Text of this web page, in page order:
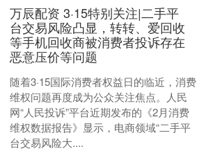
万辰配资 3·15特别关注|二手平
台交易风险凸显，转转、爱回收
等手机回收商被消费者投诉存在
恶意压价等问题
随着3·15国际消费者权益日的临近，消费
维权问题再度成为公众关注焦点。人民
网“人民投诉”平台近期发布的《2月消费
维权数据报告》显示，电商领域“二手平
台交易风险大....